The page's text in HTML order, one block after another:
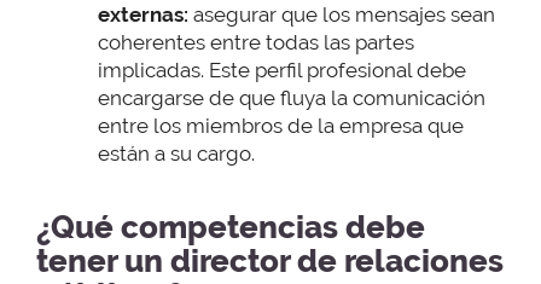
externas: asegurar que los mensajes sean
coherentes entre todas las partes
implicadas. Este perfil profesional debe
encargarse de que fluya la comunicación
entre los miembros de la empresa que
están a su cargo.
¿Qué competencias debe
tener un director de relaciones